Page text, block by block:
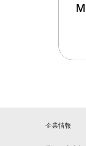
企業情報